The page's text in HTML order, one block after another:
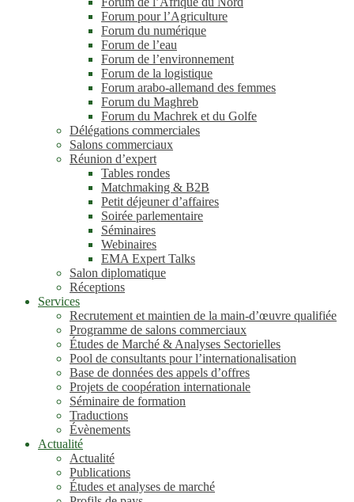
Forum pour l’Agriculture
Forum du numérique
Forum de l’eau
Forum de l’environnement
Forum de la logistique
Forum arabo-allemand des femmes
Forum du Maghreb
Forum du Machrek et du Golfe
Délégations commerciales
Salons commerciaux
Réunion d’expert
Tables rondes
Matchmaking & B2B
Petit déjeuner d’affaires
Soirée parlementaire
Séminaires
Webinaires
EMA Expert Talks
Salon diplomatique
Réceptions
Services
Recrutement et maintien de la main-d’œuvre qualifiée
Programme de salons commerciaux
Études de Marché & Analyses Sectorielles
Pool de consultants pour l’internationalisation
Base de données des appels d’offres
Projets de coopération internationale
Séminaire de formation
Traductions
Évènements
Actualité
Actualité
Publications
Études et analyses de marché